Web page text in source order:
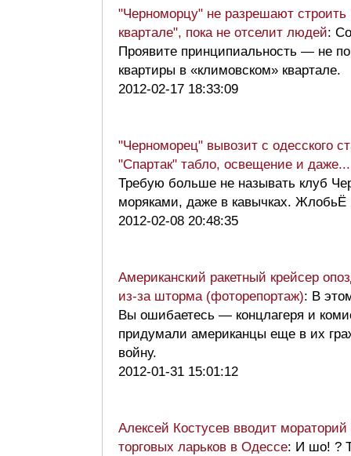
"Черноморцу" не разрешают строить
квартале", пока не отселит людей:
Проявите принципиальность — не
квартиры в «климовском» квартале.
2012-02-17 18:33:09
"Черноморец" вывозит с одесского
"Спартак" табло, освещение и
Требую больше не называть клуб
моряками, даже в кавычках.
2012-02-08 20:48:35
Американский ракетный крейсер
из-за шторма (фоторепортаж): В
Вы ошибаетесь — концлагеря и
придумали американцы еще в их
войну.
2012-01-31 15:01:12
Алексей Костусев вводит мораторий
торговых ларьков в Одессе: И шо! ?